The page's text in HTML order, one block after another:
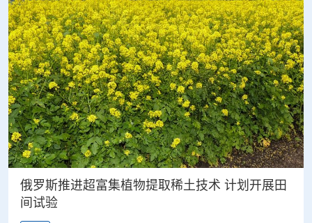
俄罗斯推进超富集植物提取稀土技术 计划开展田
间试验